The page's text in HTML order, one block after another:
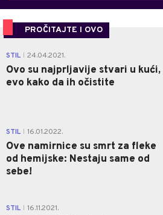
PROČITAJTE I OVO
STIL 24.04.2021.
Ovo su najprljavije stvari u kući,
evo kako da ih očistite
STIL 16.01.2022.
Ove namirnice su smrt za fleke
od hemijske: Nestaju same od
sebe!
STIL 16.11.2021.